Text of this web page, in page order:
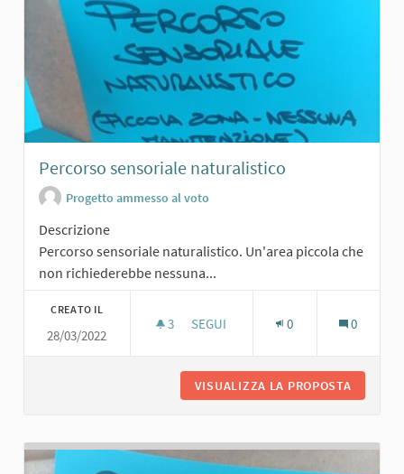
Percorso sensoriale naturalistico
Progetto ammesso al voto
Descrizione
Percorso sensoriale naturalistico. Un'area piccola che
non richiederebbe nessuna...
CREATO IL
28/03/2022
3 3 SOSTENITORI
SEGUI 0 0
VISUALIZZA LA PROPOSTA